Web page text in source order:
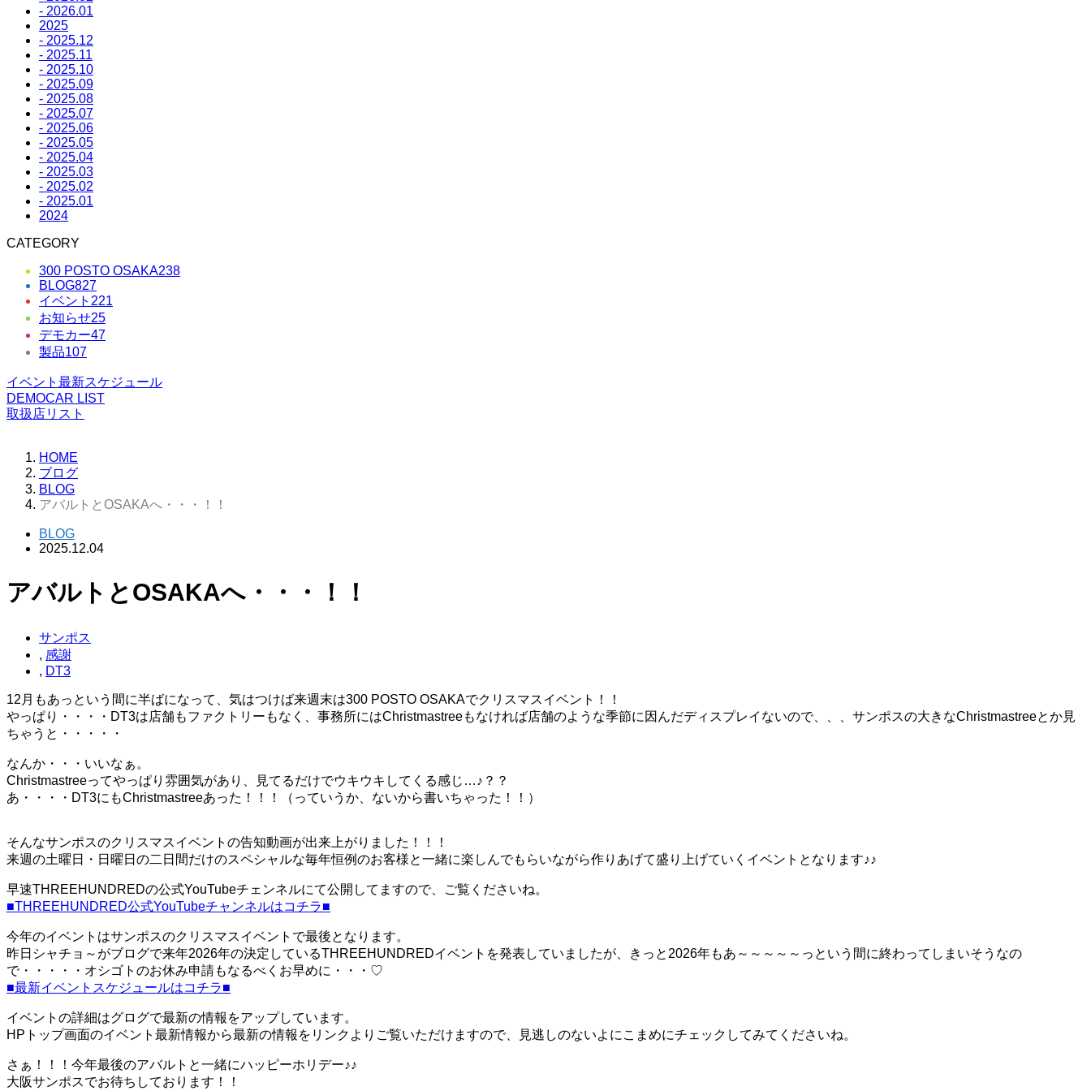
- 2026.01
2025
- 2025.12
- 2025.11
- 2025.10
- 2025.09
- 2025.08
- 2025.07
- 2025.06
- 2025.05
- 2025.04
- 2025.03
- 2025.02
- 2025.01
2024
CATEGORY
300 POSTO OSAKA238
BLOG827
イベント 221
お知らせ25
デモカー47
製品107
イベント最新スケジュール
DEMOCAR LIST
取扱店リスト
HOME
ブログ
BLOG
アバルトとOSAKAへ・・・！！
BLOG
2025.12.04
アバルトとOSAKAへ・・・！！
サンポス
, 感謝
, DT3
12月もあっという間に半ばになって、気はつけば来週末は300 POSTO OSAKAでクリスマスイベント！！
やっぱり・・・・DT3は店舗もファクトリーもなく、事務所にはChristmastreeもなければ店舗のような季節に因んだディスプレイないので、、、サンポスの大きなChristmastreeとか見
ちゃうと・・・・・
なんか・・・いいなぁ。
Christmastreeってやっぱり雰囲気があり、見てるだけでウキウキしてくる感じ…♪？？
あ・・・・DT3にもChristmastreeあった！！！（っていうか、ないから書いちゃった！！）
そんなサンポスのクリスマスイベントの告知動画が出来上がりました！！！
来週の土曜日・日曜日の二日間だけのスペシャルな毎年恒例のお客様と一緒に楽しんでもらいながら作りあげて盛り上げていくイベントとなります♪♪
早速THREEHUNDREDの公式YouTubeチェンネルにて公開してますので、ご覧くださいね。
■THREEHUNDRED公式YouTubeチャンネルはコチラ■
今年のイベントはサンポスのクリスマスイベントで最後となります。
昨日シャチョ～がブログで来年2026年の決定しているTHREEHUNDREDイベントを発表していましたが、きっと2026年もあ～～～～～っという間に終わってしまいそうなの
で・・・・・オシゴトのお休み申請もなるべくお早めに・・・♡
■最新イベントスケジュールはコチラ■
イベントの詳細はグログで最新の情報をアップしています。
HPトップ画面のイベント最新情報から最新の情報をリンクよりご覧いただけますので、見逃しのないよにこまめにチェックしてみてくださいね。
さぁ！！！今年最後のアバルトと一緒にハッピーホリデー♪♪
大阪サンポスでお待ちしております！！